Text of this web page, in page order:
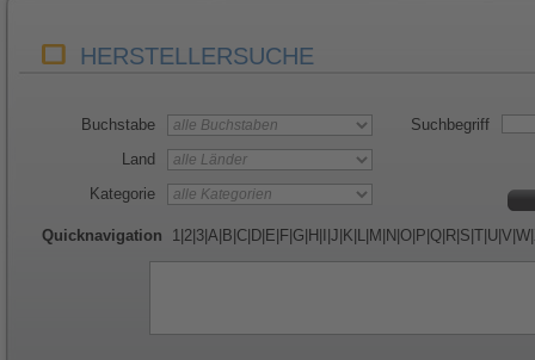
HERSTELLERSUCHE
Buchstabe
Land
Kategorie
Suchbegriff
Quicknavigation 1 2 3 A B C D E F G H J K L M N O P Q R S T U V W